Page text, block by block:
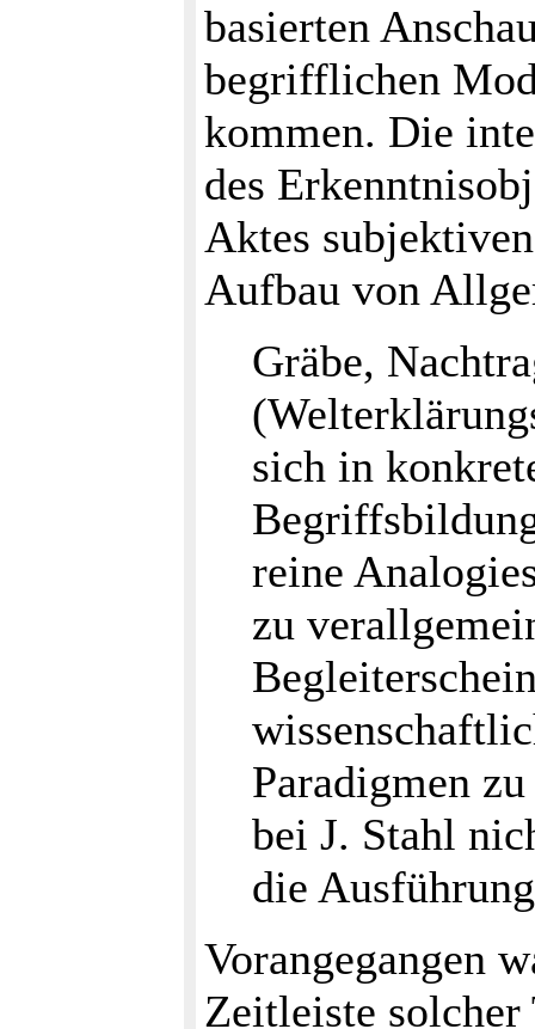
basierten
begrifflichen
kommen. Die
des
Aktes
Aufbau von
Gräbe,
sich in
reine
zu
Paradigmen
bei J. Stahl
die
Vorangegangen
Zeitleiste solcher